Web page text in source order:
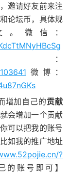
邀请好友前来注
论坛币，具体规
微信：
：
微博：
增加自己的贡献
会增加一个贡献
可以把我的账号
如我的推广地址
?
的账号即可】